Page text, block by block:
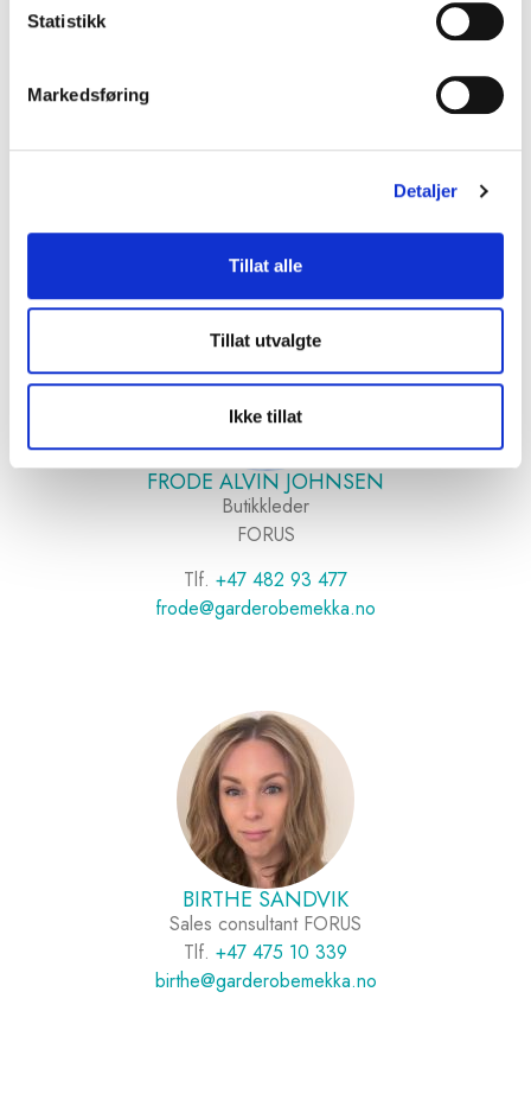
Statistikk
Markedsføring
Detaljer
Tillat alle
Tillat utvalgte
Ikke tillat
FRODE ALVIN JOHNSEN
Butikkleder
FORUS
Tlf. +47 482 93 477
frode@garderobemekka.no
BIRTHE SANDVIK
Sales consultant FORUS
Tlf. +47 475 10 339
birthe@garderobemekka.no